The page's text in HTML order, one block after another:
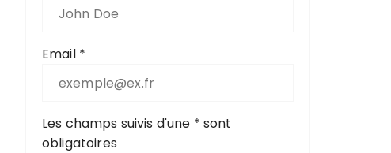
Email *
Les champs suivis d'une * sont
obligatoires